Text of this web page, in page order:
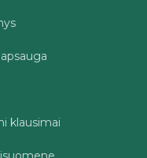
klausimai